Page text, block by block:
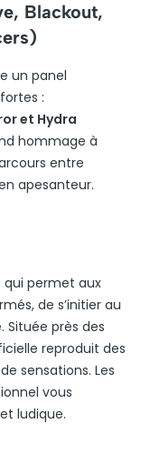
Blackout,
un panel
:
et Hydra
hommage à
entre
apesanteur.
qui permet aux
de s’initier au
près des
reproduit des
sensations. Les
vous
ludique.